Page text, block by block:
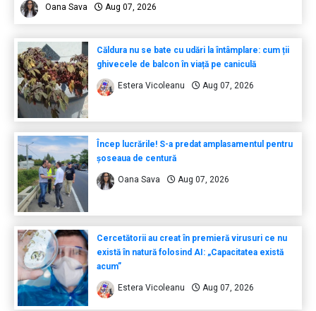
Oana Sava Aug 07, 2026
Căldura nu se bate cu udări la întâmplare: cum ții
ghivecele de balcon în viață pe caniculă
Estera Vicoleanu Aug 07, 2026
Încep lucrările! S-a predat amplasamentul pentru
șoseaua de centură
Oana Sava Aug 07, 2026
Cercetătorii au creat în premieră virusuri ce nu
există în natură folosind AI: „Capacitatea există
acum”
Estera Vicoleanu Aug 07, 2026